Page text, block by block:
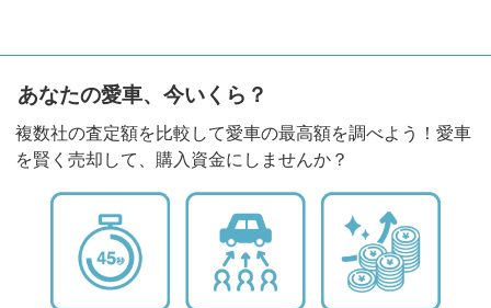
あなたの愛車、今いくら？
複数社の査定額を比較して愛車の最高額を調べよう！愛車
を賢く売却して、購入資金にしませんか？